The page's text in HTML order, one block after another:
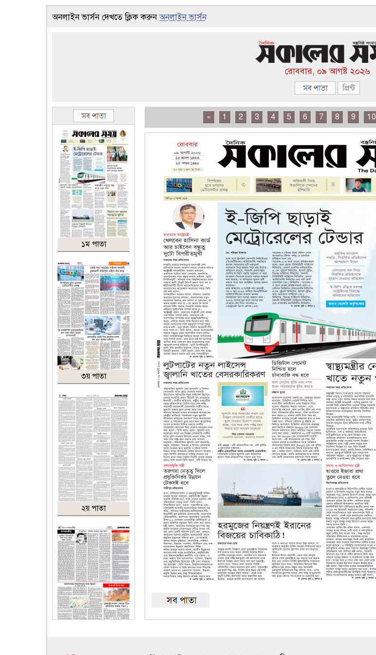
অনলাইন ভার্সন দেখতে ক্লিক করুনঅনলাইন ভার্সন
রোববার, ০৯ আগষ্ট ২০২৬
১ম পাতা
৩য় পাতা
২য় পাতা
« 1 2 3 4 5 6 7 8 9 10